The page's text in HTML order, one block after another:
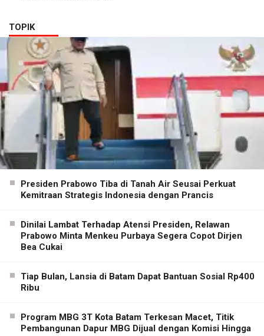
TOPIK
Presiden Prabowo Tiba di Tanah Air Seusai Perkuat
Kemitraan Strategis Indonesia dengan Prancis
Dinilai Lambat Terhadap Atensi Presiden, Relawan
Prabowo Minta Menkeu Purbaya Segera Copot Dirjen
Bea Cukai
Tiap Bulan, Lansia di Batam Dapat Bantuan Sosial Rp400
Ribu
Program MBG 3T Kota Batam Terkesan Macet, Titik
Pembangunan Dapur MBG Dijual dengan Komisi Hingga